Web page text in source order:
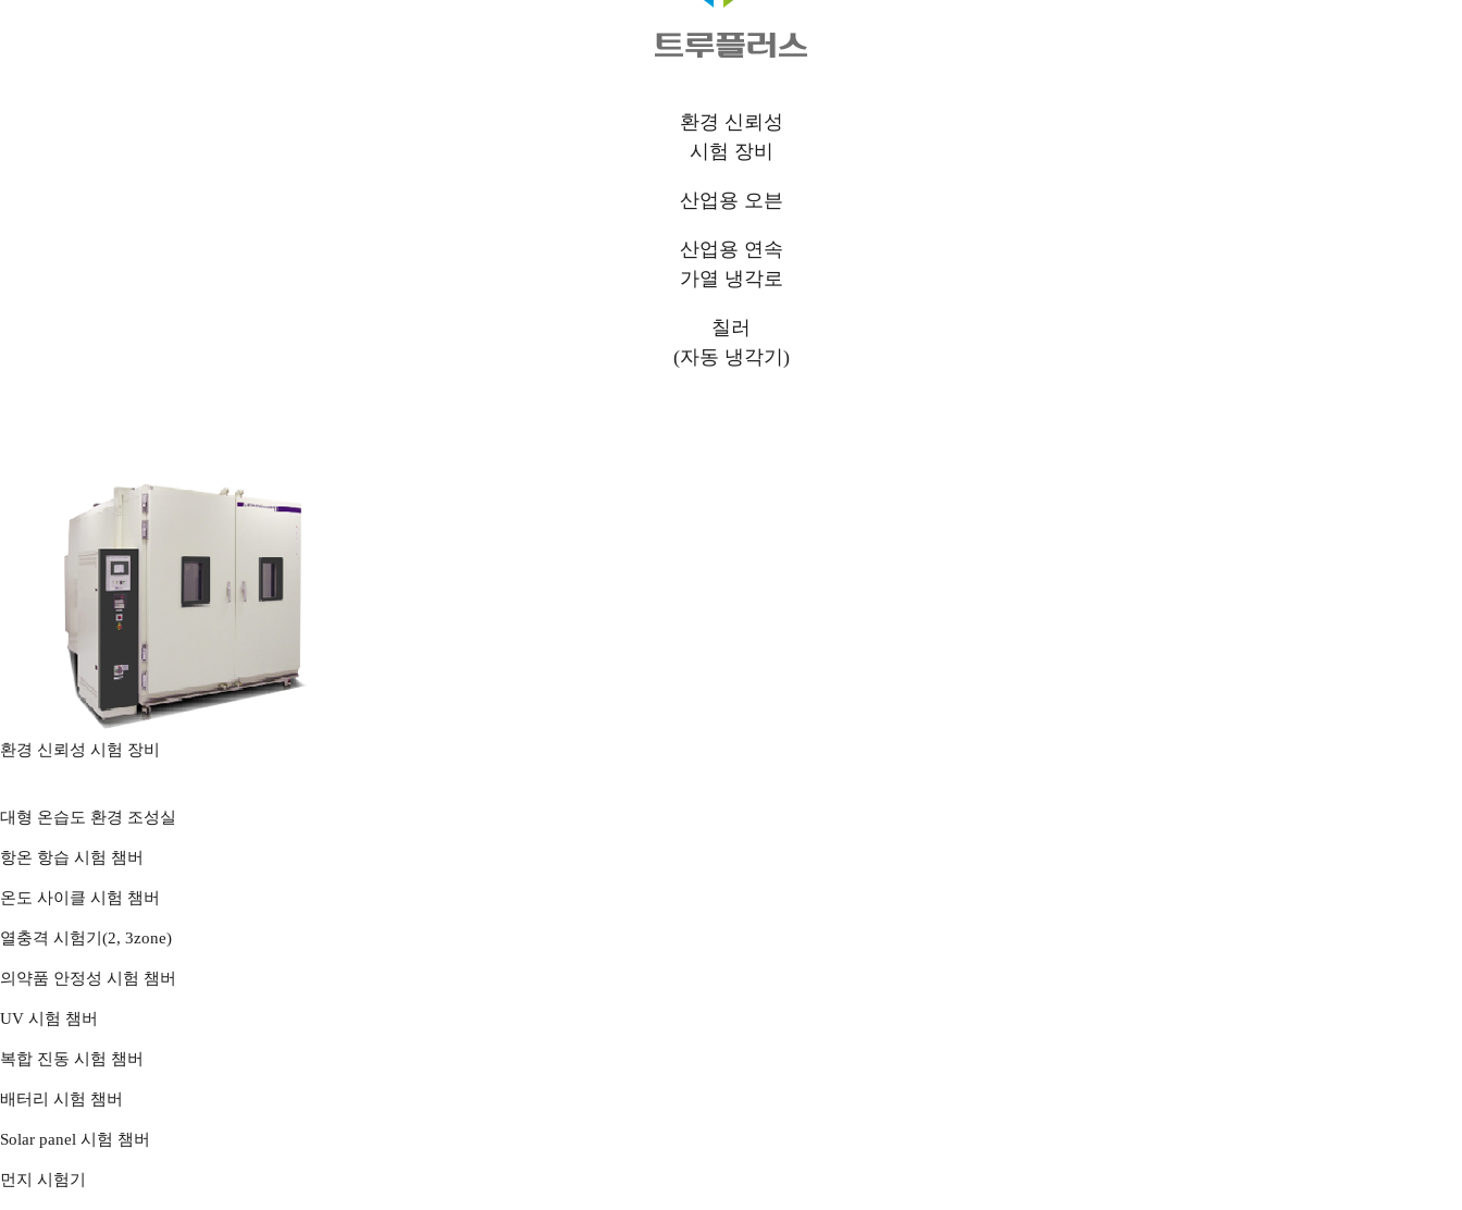
환경 신뢰성
시험 장비
산업용 오븐
산업용 연속
가열 냉각로
칠러
(자동 냉각기)
환경 신뢰성 시험 장비
대형 온습도 환경 조성실
항온 항습 시험 챔버
온도 사이클 시험 챔버
열충격 시험기(2, 3zone)
의약품 안정성 시험 챔버
UV 시험 챔버
복합 진동 시험 챔버
배터리 시험 챔버
Solar panel 시험 챔버
먼지 시험기